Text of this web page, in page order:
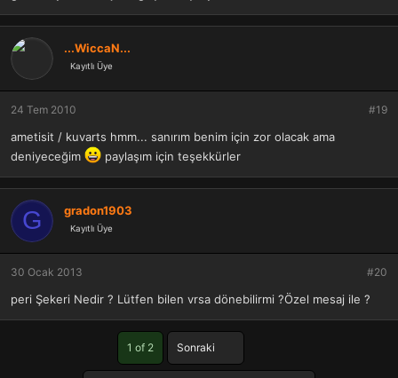
...WiccaN...
Kayıtlı Üye
24 Tem 2010 #19
ametisit / kuvarts hmm... sanırım benim için zor olacak ama
deniyeceğim
paylaşım için teşekkürler
G gradon1903
Kayıtlı Üye
30 Ocak 2013 #20
peri Şekeri Nedir ? Lütfen bilen vrsa dönebilirmi ?Özel mesaj ile ?
1 of 2 Sonraki